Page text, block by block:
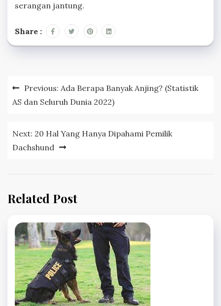
serangan jantung.
Share :
Post
navigation
Previous: Ada Berapa Banyak Anjing? (Statistik
AS dan Seluruh Dunia 2022)
Next: 20 Hal Yang Hanya Dipahami Pemilik
Dachshund
Related Post